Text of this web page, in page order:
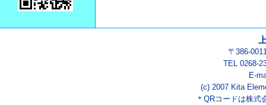
〒386-
TEL 0268-
E-
(c) 2007 Kita
＊QRコードは株式